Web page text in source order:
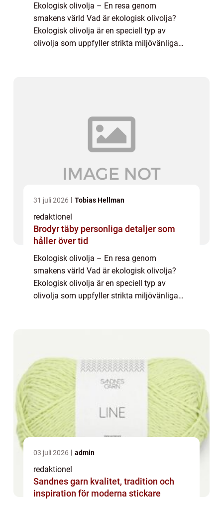
Ekologisk olivolja – En resa genom
smakens värld Vad är ekologisk olivolja?
Ekologisk olivolja är en speciell typ av
olivolja som uppfyller strikta miljövänliga
31 juli 2026 Tobias Hellman
redaktionel
Brodyr täby personliga detaljer som
håller över tid
Ekologisk olivolja – En resa genom
smakens värld Vad är ekologisk olivolja?
Ekologisk olivolja är en speciell typ av
olivolja som uppfyller strikta miljövänliga
03 juli 2026 admin
redaktionel
Sandnes garn kvalitet, tradition och
inspiration för moderna stickare